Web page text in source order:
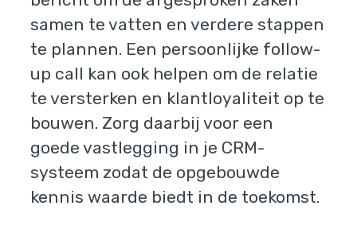
samen te vatten en verdere stappen
te plannen. Een persoonlijke follow-
up call kan ook helpen om de relatie
te versterken en klantloyaliteit op te
bouwen. Zorg daarbij voor een
goede vastlegging in je CRM-
systeem zodat de opgebouwde
kennis waarde biedt in de toekomst.